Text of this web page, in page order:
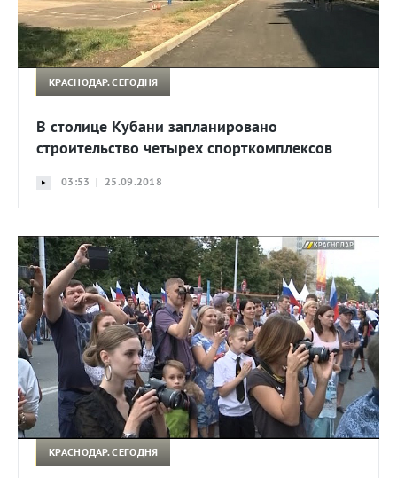
КРАСНОДАР. СЕГОДНЯ
В столице Кубани запланировано
строительство четырех спорткомплексов
03:53 | 25.09.2018
КРАСНОДАР. СЕГОДНЯ